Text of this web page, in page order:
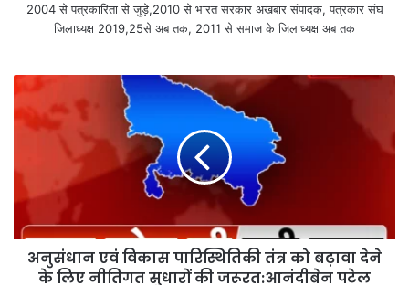
2004 से पत्रकारिता से जुड़े,2010 से भारत सरकार अखबार संपादक, पत्रकार संघ
जिलाध्यक्ष 2019,25से अब तक, 2011 से समाज के जिलाध्यक्ष अब तक
अनुसंधान एवं विकास पारिस्थितिकी तंत्र को बढ़ावा देने
के लिए नीतिगत सुधारों की जरूरत:आनंदीबेन पटेल